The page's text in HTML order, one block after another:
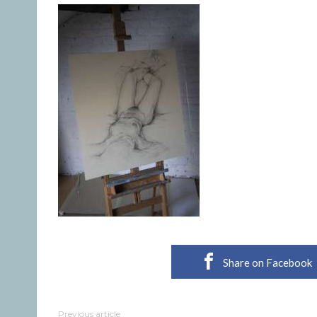
Share on Facebook
Previous article